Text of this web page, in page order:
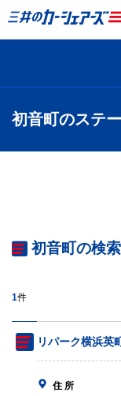
初音町のステ
初音町の検
1件
リパーク横浜英
住 所